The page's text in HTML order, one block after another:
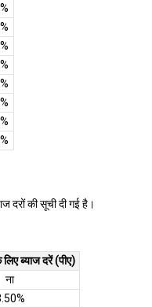
दरों की सूची दी गई है।
ब्याज दरें (पीए)
ना